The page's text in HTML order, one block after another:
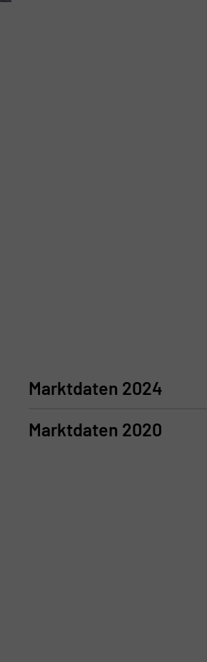
Marktdaten 2024
Marktdaten 2020